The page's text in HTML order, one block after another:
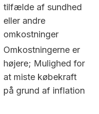
tilfælde af sundhed
eller andre
omkostninger
Omkostningerne er
højere; Mulighed for
at miste købekraft
på grund af inflation